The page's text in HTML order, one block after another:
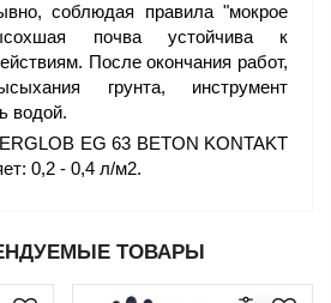
соблюдая правила "мокрое
почва устойчива к
После окончания работ,
грунта, инструмент
водой.
EG 63 BETON KONTAKT
0,2 - 0,4 л/м2.
ТОВАРЫ